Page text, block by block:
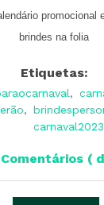
promocional
brindes na folia
Etiquetas:
,
,
carnaval2023
Comentários (